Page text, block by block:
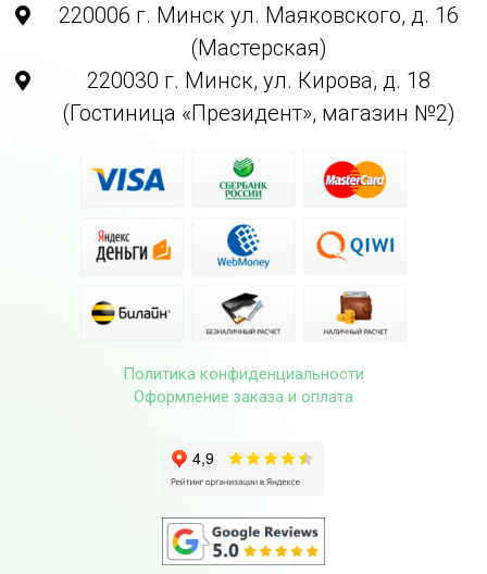
220006 г. Минск ул. Маяковского, д. 16
(Мастерская)
220030 г. Минск, ул. Кирова, д. 18
(Гостиница «Президент», магазин №2)
Политика конфиденциальности
Оформление заказа и оплата